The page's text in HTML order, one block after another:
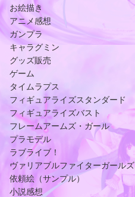
お絵描き
アニメ感想
ガンプラ
キャラグミン
グッズ販売
ゲーム
タイムラプス
フィギュアライズスタンダード
フィギュアライズバスト
フレームアームズ・ガール
プラモデル
ラブライブ！
ヴァリアブルファイターガールズ
依頼絵（サンプル）
小説感想